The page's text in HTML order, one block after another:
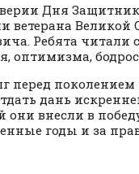
Дня
ветерана
Ребята
оптимизма,
перед поколением
дань
они внесли в
годы и за